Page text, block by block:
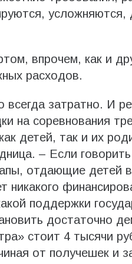
впрочем, как и
расходов.
затратно. И
на соревнования
детей, так и их
– Если
отдающие детей
никакого
поддержки
достаточно
стоит 4 тысячи
от получешек и